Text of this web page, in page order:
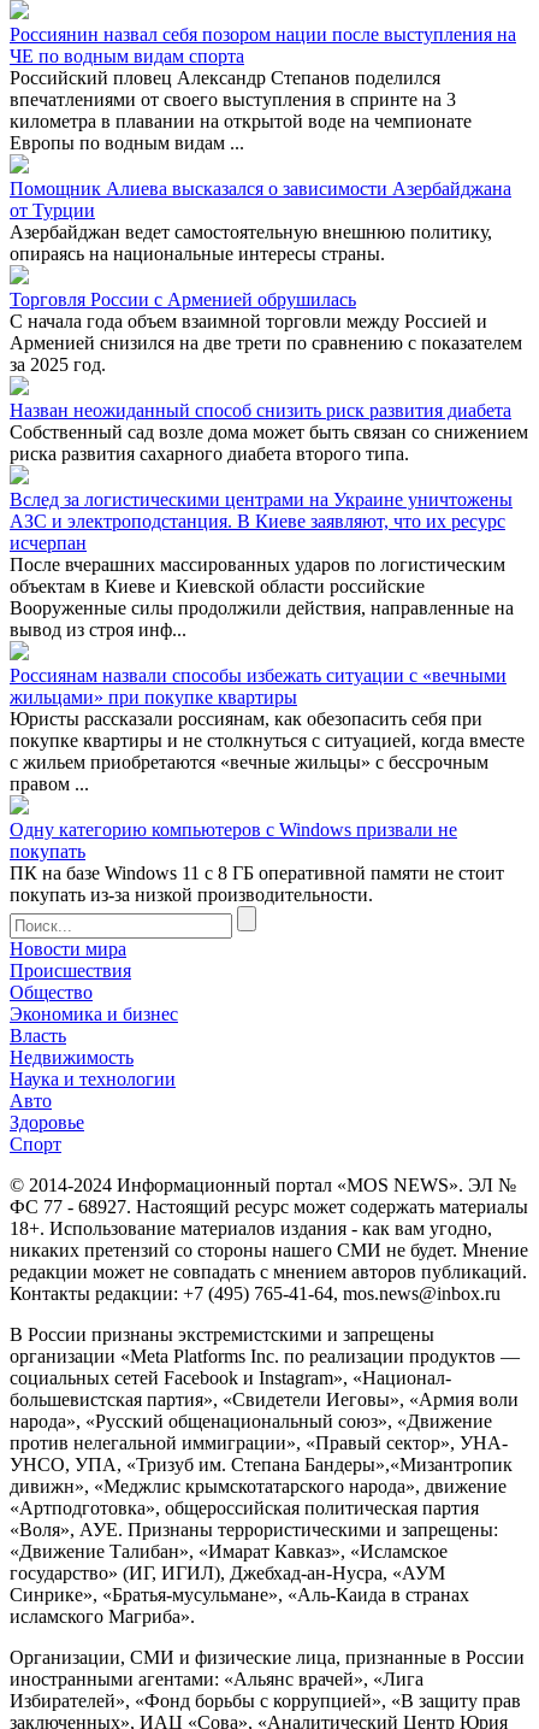
Россиянин назвал себя позором нации после выступления на
ЧЕ по водным видам спорта
Российский пловец Александр Степанов поделился
впечатлениями от своего выступления в спринте на 3
километра в плавании на открытой воде на чемпионате
Европы по водным видам ...
Помощник Алиева высказался о зависимости Азербайджана
от Турции
Азербайджан ведет самостоятельную внешнюю политику,
опираясь на национальные интересы страны.
Торговля России с Арменией обрушилась
С начала года объем взаимной торговли между Россией и
Арменией снизился на две трети по сравнению с показателем
за 2025 год.
Назван неожиданный способ снизить риск развития диабета
Собственный сад возле дома может быть связан со снижением
риска развития сахарного диабета второго типа.
Вслед за логистическими центрами на Украине уничтожены
АЗС и электроподстанция. В Киеве заявляют, что их ресурс
исчерпан
После вчерашних массированных ударов по логистическим
объектам в Киеве и Киевской области российские
Вооруженные силы продолжили действия, направленные на
вывод из строя инф...
Россиянам назвали способы избежать ситуации с «вечными
жильцами» при покупке квартиры
Юристы рассказали россиянам, как обезопасить себя при
покупке квартиры и не столкнуться с ситуацией, когда вместе
с жильем приобретаются «вечные жильцы» с бессрочным
правом ...
Одну категорию компьютеров с Windows призвали не
покупать
ПК на базе Windows 11 с 8 ГБ оперативной памяти не стоит
покупать из-за низкой производительности.
Новости мира
Происшествия
Общество
Экономика и бизнес
Власть
Недвижимость
Наука и технологии
Авто
Здоровье
Спорт
© 2014-2024 Информационный портал «MOS NEWS». ЭЛ №
ФС 77 - 68927. Настоящий ресурс может содержать материалы
18+. Использование материалов издания - как вам угодно,
никаких претензий со стороны нашего СМИ не будет. Мнение
редакции может не совпадать с мнением авторов публикаций.
Контакты редакции: +7 (495) 765-41-64, mos.news@inbox.ru
В России признаны экстремистскими и запрещены
организации «Meta Platforms Inc. по реализации продуктов —
социальных сетей Facebook и Instagram», «Национал-
большевистская партия», «Свидетели Иеговы», «Армия воли
народа», «Русский общенациональный союз», «Движение
против нелегальной иммиграции», «Правый сектор», УНА-
УНСО, УПА, «Тризуб им. Степана Бандеры»,«Мизантропик
дивижн», «Меджлис крымскотатарского народа», движение
«Артподготовка», общероссийская политическая партия
«Воля», АУЕ. Признаны террористическими и запрещены:
«Движение Талибан», «Имарат Кавказ», «Исламское
государство» (ИГ, ИГИЛ), Джебхад-ан-Нусра, «АУМ
Синрике», «Братья-мусульмане», «Аль-Каида в странах
исламского Магриба».
Организации, СМИ и физические лица, признанные в России
иностранными агентами: «Альянс врачей», «Лига
Избирателей», «Фонд борьбы с коррупцией», «В защиту прав
заключенных», ИАЦ «Сова», «Аналитический Центр Юрия